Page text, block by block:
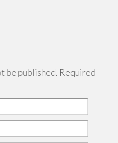
be published. Required